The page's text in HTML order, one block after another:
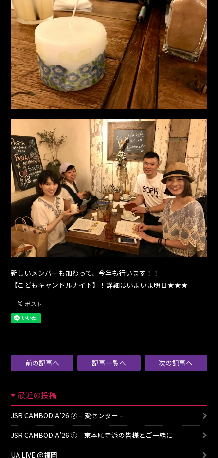
新しいメンバーも加わって、今年も行います！！
【こどもキャンドルナイト】！詳細はいよいよ明日★★★
前の記事へ 記事一覧へ 次の記事へ
最近の投稿
JSR CAMBODIA’26 ② – 愛センター –
JSR CAMBODIA’26 ① – 東本願寺派の皆様とご一緒に
UA LIVE @福岡